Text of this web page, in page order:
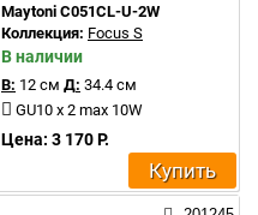
Maytoni C051CL-U-2W
Коллекция: Focus S
В наличии
В: 12 см Д: 34.4 см
GU10 x 2 max 10W
Цена: 3 170 Р.
Купить